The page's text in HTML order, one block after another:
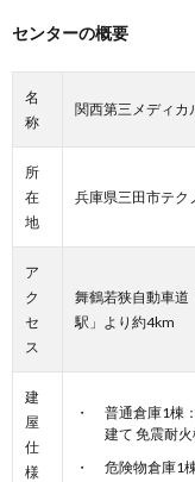
センターの概要
名
称
関西第三メディカ
所
在
地
兵庫県三田市テク
ア
ク
セ
ス
舞鶴若狭自動車道
駅」より約4km
建
屋
仕
様
普通倉庫1棟
建て 免震耐
危険物倉庫1